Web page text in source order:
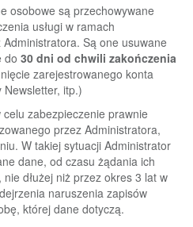
osobowe są przechowywane
usługi w ramach
Są one usuwane
do 30 dni od chwili zakończenia
zarejestrowanego konta
Newsletter, itp.)
zabezpieczenie prawnie
przez Administratora,
W takiej sytuacji Administrator
dane, od czasu żądania ich
dłużej niż przez okres 3 lat w
naruszenia zapisów
której dane dotyczą.